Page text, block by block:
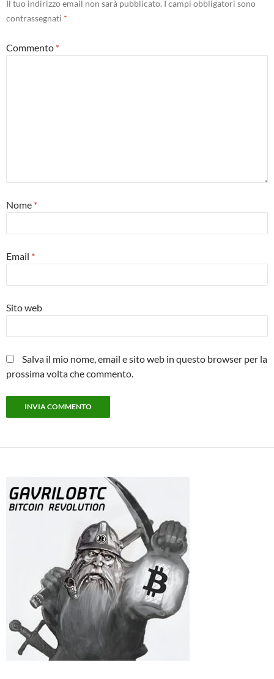
Il tuo indirizzo email non sarà pubblicato. I campi obbligatori sono
contrassegnati *
Commento *
Nome *
Email *
Sito web
Salva il mio nome, email e sito web in questo browser per la
prossima volta che commento.